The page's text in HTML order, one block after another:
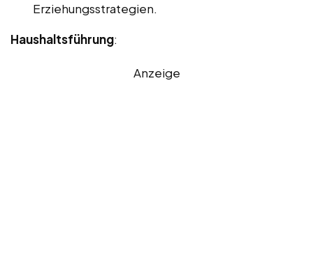
Erziehungsstrategien.
Haushaltsführung:
Anzeige